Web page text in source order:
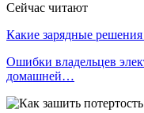
Сейчас читают
Какие зарядные
Ошибки владельцев
домашней…